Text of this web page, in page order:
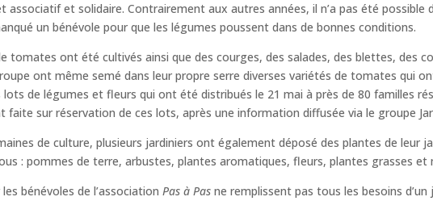
associatif et solidaire. Contrairement aux autres années, il n’a pas été
un bénévole pour que les légumes poussent dans de bonnes conditions.
tomates ont été cultivés ainsi que des courges, des salades, des blettes, des
ont même semé dans leur propre serre diverses variétés de tomates qui
lots de légumes et fleurs qui ont été distribués le 21 mai à près de 80 familles
faite sur réservation de ces lots, après une information diffusée via le groupe
de culture, plusieurs jardiniers ont également déposé des plantes de leur
: pommes de terre, arbustes, plantes aromatiques, fleurs, plantes grasses
bénévoles de l’associationPas à Pas ne remplissent pas tous les besoins